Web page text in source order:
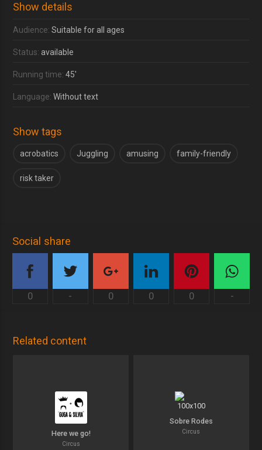
Show details
Audience:Suitable for all ages
Status: available
Running time:45'
Language:Without text
Show tags
acrobatics Juggling amusing family-friendly
risk taker
Social share
0 - 0 0 0 -
Related content
Here we go!
Circus
Sobre Rodes
Circus